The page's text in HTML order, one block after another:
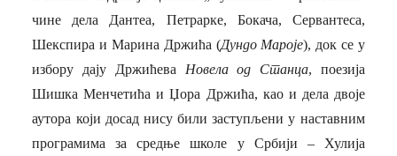
чине дела Дантеа, Петрарке, Бокача, Сервантеса,
Шекспира и Марина Држића (Дундо Мароје), док се у
избору дају Држићева Новела од Станца, поезија
Шишка Менчетића и Џора Држића, као и дела двоје
аутора који досад нису били заступљени у наставним
програмима за средње школе у Србији – Хулија